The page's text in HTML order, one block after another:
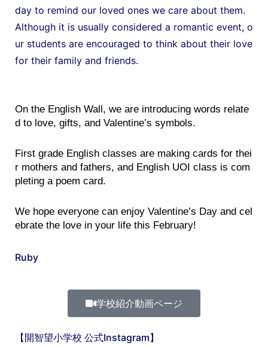
day to remind our loved ones we care about them.
Although it is usually considered a romantic event, o
ur students are encouraged to think about their love
for their family and friends.
On the English Wall, we are introducing words relate
d to love, gifts, and Valentine’s symbols.
First grade English classes are making cards for thei
r mothers and fathers, and English UOI class is com
pleting a poem card.
We hope everyone can enjoy Valentine’s Day and cel
ebrate the love in your life this February!
Ruby
学校紹介動画ページ
【開智望小学校 公式Instagram】